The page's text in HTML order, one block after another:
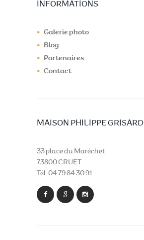
INFORMATIONS
Galerie photo
Blog
Partenaires
Contact
MAISON PHILIPPE GRISARD
33 place du Maréchet
73800 CRUET
Tél. 04 79 84 30 91